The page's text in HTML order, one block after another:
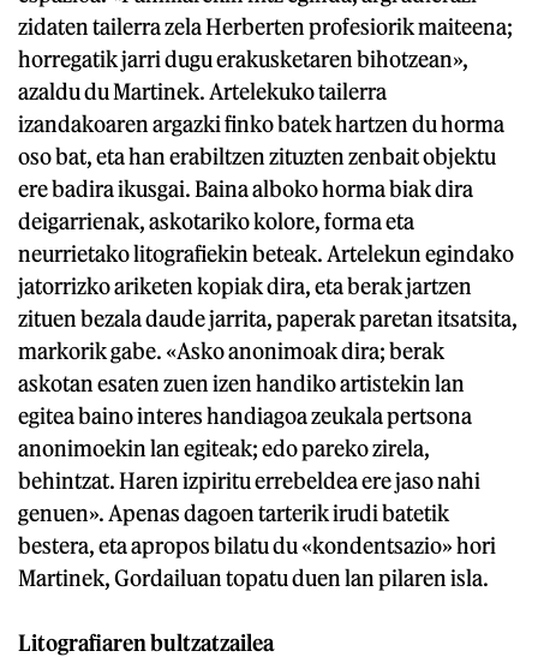
zidaten tailerra zela Herberten profesiorik maiteena;
horregatik jarri dugu erakusketaren bihotzean»,
azaldu du Martinek. Artelekuko tailerra
izandakoaren argazki finko batek hartzen du horma
oso bat, eta han erabiltzen zituzten zenbait objektu
ere badira ikusgai. Baina alboko horma biak dira
deigarrienak, askotariko kolore, forma eta
neurrietako litografiekin beteak. Artelekun egindako
jatorrizko ariketen kopiak dira, eta berak jartzen
zituen bezala daude jarrita, paperak paretan itsatsita,
markorik gabe. «Asko anonimoak dira; berak
askotan esaten zuen izen handiko artistekin lan
egitea baino interes handiagoa zeukala pertsona
anonimoekin lan egiteak; edo pareko zirela,
behintzat. Haren izpiritu errebeldea ere jaso nahi
genuen». Apenas dagoen tarterik irudi batetik
bestera, eta apropos bilatu du «kondentsazio» hori
Martinek, Gordailuan topatu duen lan pilaren isla.
Litografiaren bultzatzailea